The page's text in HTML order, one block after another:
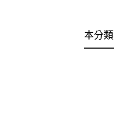
本分